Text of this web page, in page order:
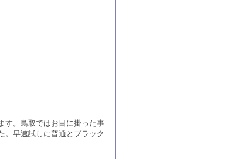
す。鳥取ではお目に掛った事
。早速試しに普通とブラック